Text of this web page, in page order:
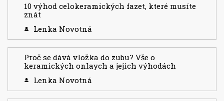
10 výhod celokeramických fazet, které musíte
znát
Lenka Novotná
Proč se dává vložka do zubu? Vše o
keramických onlaych a jejich výhodách
Lenka Novotná